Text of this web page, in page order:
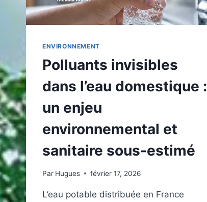
ENVIRONNEMENT
Polluants invisibles
dans l’eau domestique :
un enjeu
environnemental et
sanitaire sous-estimé
Par Hugues février 17, 2026
L’eau potable distribuée en France